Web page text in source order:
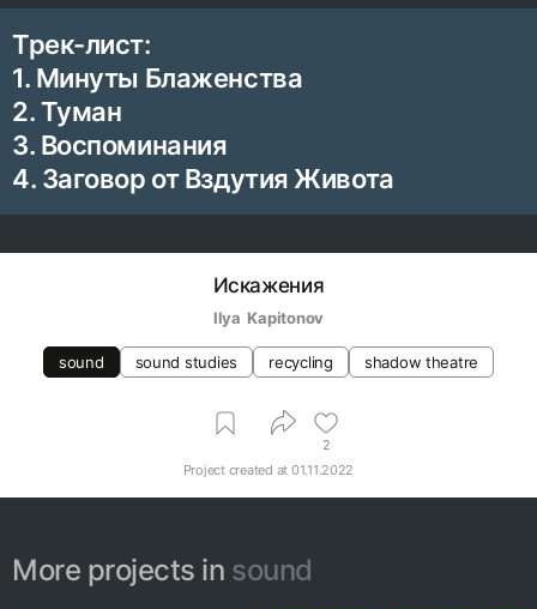
Трек-лист:
1. Минуты Блаженства
2. Туман
3. Воспоминания
4. Заговор от Вздутия Живота
Искажения
Ilya  Kapitonov
sound sound studies recycling shadow theatre
2
Project created at 01.11.2022
More projects in sound